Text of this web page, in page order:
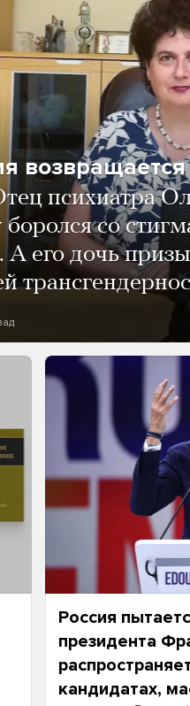
психиатра
со
его дочь
Россия
президента
кандидатах,